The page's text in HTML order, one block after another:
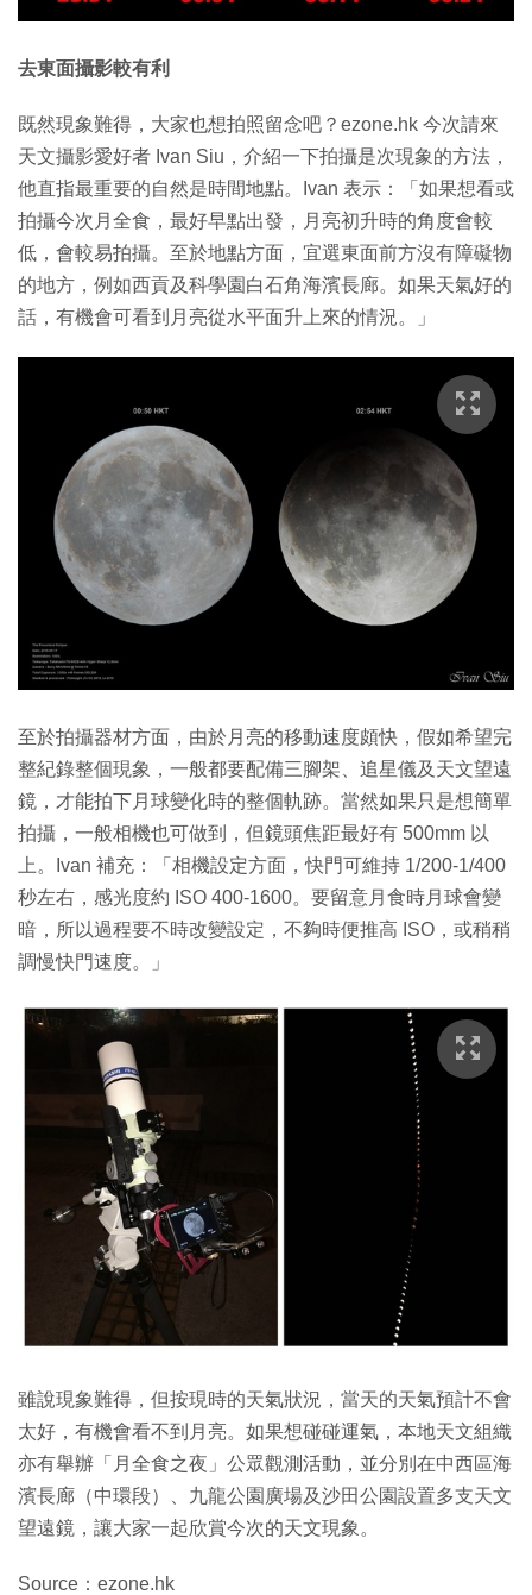
去東面攝影較有利
既然現象難得，大家也想拍照留念吧？ezone.hk 今次請來
天文攝影愛好者 Ivan Siu，介紹一下拍攝是次現象的方法，
他直指最重要的自然是時間地點。Ivan 表示：「如果想看或
拍攝今次月全食，最好早點出發，月亮初升時的角度會較
低，會較易拍攝。至於地點方面，宜選東面前方沒有障礙物
的地方，例如西貢及科學園白石角海濱長廊。如果天氣好的
話，有機會可看到月亮從水平面升上來的情況。」
至於拍攝器材方面，由於月亮的移動速度頗快，假如希望完
整紀錄整個現象，一般都要配備三腳架、追星儀及天文望遠
鏡，才能拍下月球變化時的整個軌跡。當然如果只是想簡單
拍攝，一般相機也可做到，但鏡頭焦距最好有 500mm 以
上。Ivan 補充：「相機設定方面，快門可維持 1/200-1/400
秒左右，感光度約 ISO 400-1600。要留意月食時月球會變
暗，所以過程要不時改變設定，不夠時便推高 ISO，或稍稍
調慢快門速度。」
雖說現象難得，但按現時的天氣狀況，當天的天氣預計不會
太好，有機會看不到月亮。如果想碰碰運氣，本地天文組織
亦有舉辦「月全食之夜」公眾觀測活動，並分別在中西區海
濱長廊（中環段）、九龍公園廣場及沙田公園設置多支天文
望遠鏡，讓大家一起欣賞今次的天文現象。
Source：ezone.hk